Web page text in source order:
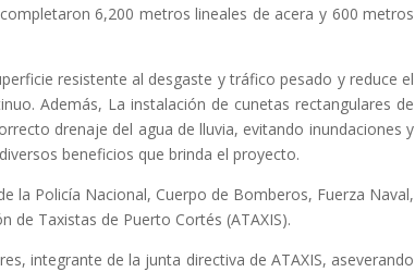
6,200 metros lineales de acera y 600 metros
resistente al desgaste y tráfico pesado y reduce el
Además, La instalación de cunetas rectangulares de
drenaje del agua de lluvia, evitando inundaciones y
beneficios que brinda el proyecto.
la Policía Nacional, Cuerpo de Bomberos, Fuerza Naval,
de Taxistas de Puerto Cortés (ATAXIS).
integrante de la junta directiva de ATAXIS, aseverando